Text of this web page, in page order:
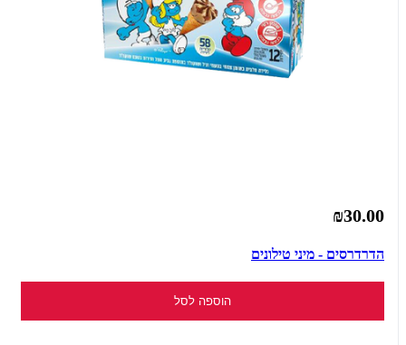
₪30.00
הדרדרסים - מיני טילונים
הוספה לסל